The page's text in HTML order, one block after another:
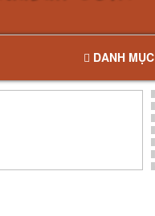
DANH MỤC